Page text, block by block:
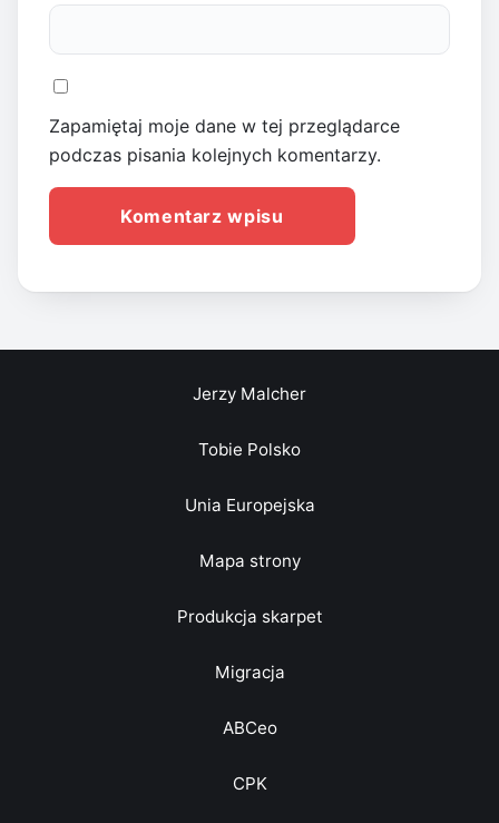
Zapamiętaj moje dane w tej przeglądarce
podczas pisania kolejnych komentarzy.
Jerzy Malcher
Tobie Polsko
Unia Europejska
Mapa strony
Produkcja skarpet
Migracja
ABCeo
CPK